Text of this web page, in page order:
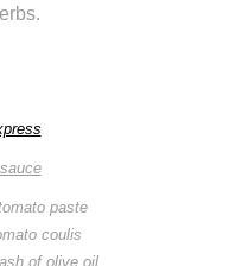
paste
coulis
of olive oil